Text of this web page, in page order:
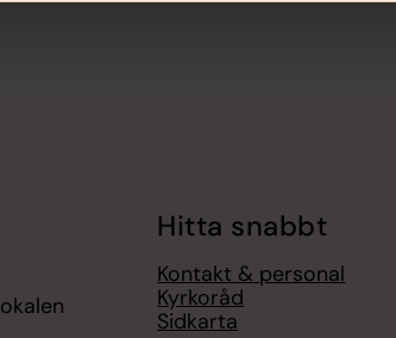
Hitta snabbt
Kontakt & personal
Kyrkoråd
Sidkarta